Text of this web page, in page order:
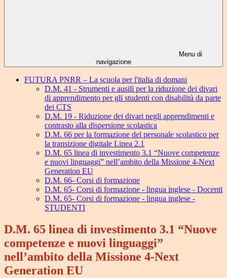
Menu di
navigazione
FUTURA PNRR – La scuola per l'italia di domani
D.M. 41 - Strumenti e ausili per la riduzione dei divari
di apprendimento per gli studenti con disabilità da parte
dei CTS
D.M. 19 - Riduzione dei divari negli apprendimenti e
contrasto alla dispersione scolastica
D.M. 66 per la formazione del personale scolastico per
la transizione digitale Linea 2.1
D.M. 65 linea di investimento 3.1 “Nuove competenze
e nuovi linguaggi” nell’ambito della Missione 4-Next
Generation EU
D.M. 66- Corsi di formazione
D.M. 65- Corsi di formazione - lingua inglese - Docenti
D.M. 65- Corsi di formazione - lingua inglese -
STUDENTI
D.M. 65 linea di investimento 3.1 “Nuove
competenze e nuovi linguaggi”
nell’ambito della Missione 4-Next
Generation EU